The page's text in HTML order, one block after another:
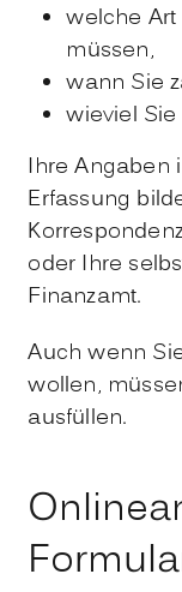
welche
müssen,
wann Sie
wieviel
Ihre Angaben
Erfassung
oder Ihre
Finanzamt.
Auch wenn
wollen,
ausfüllen.